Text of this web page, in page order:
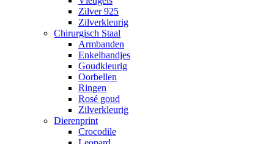
Zilver 925
Zilverkleurig
Chirurgisch Staal
Armbanden
Enkelbandjes
Goudkleurig
Oorbellen
Ringen
Rosé goud
Zilverkleurig
Dierenprint
Crocodile